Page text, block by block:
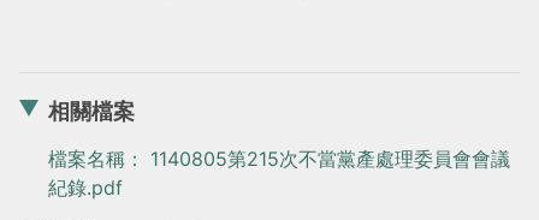
相關檔案
檔案名稱： 1140805第215次不當黨產處理委員會會議
紀錄.pdf